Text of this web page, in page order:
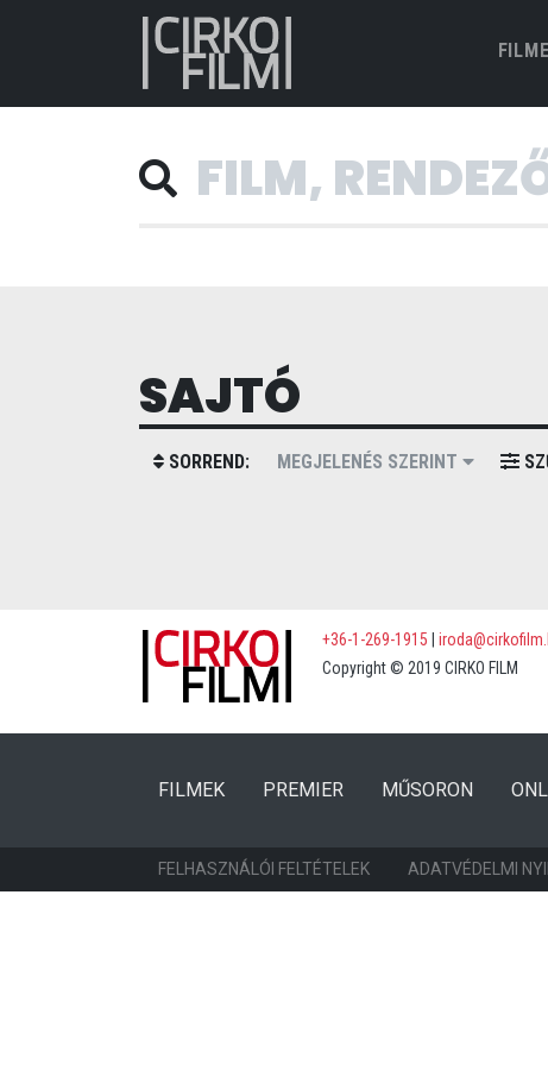
SAJTÓ
SORREND: MEGJELENÉS SZERINT
+36-1-269-1915
Copyright © 2019 CIRKO FILM
FILMEK(CURRENT)
PREMIER (CURRENT)
MŰSORON
FELHASZNÁLÓI FELTÉTELEK ADATVÉDELMI